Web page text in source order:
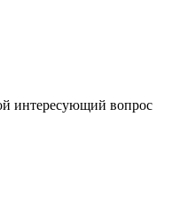
интересующий вопрос